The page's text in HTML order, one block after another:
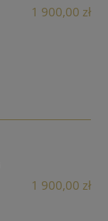
1 900,00 zł
1 900,00 zł